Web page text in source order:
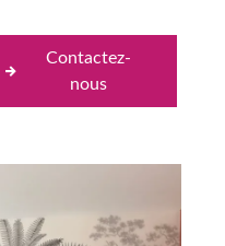
Contactez-
nous